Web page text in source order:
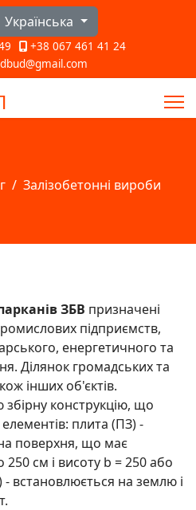
свою мову
Українська
+38 067 461 41 24
Залізобетонні вироби
ЗБВ призначені
підприємств,
енергетичного та
Ділянок громадських та
інших об'єктів.
конструкцію, що
елементів: плита (ПЗ) -
поверхня, що має
см і висоту b = 250 або
встановлюється на землю і